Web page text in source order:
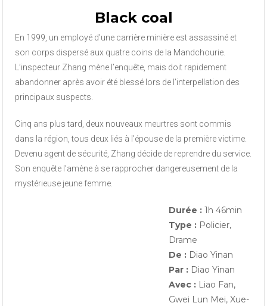
Black coal
En 1999, un employé d’une carrière minière est assassiné et
son corps dispersé aux quatre coins de la Mandchourie.
L’inspecteur Zhang mène l’enquête, mais doit rapidement
abandonner après avoir été blessé lors de l’interpellation des
principaux suspects.
Cinq ans plus tard, deux nouveaux meurtres sont commis
dans la région, tous deux liés à l’épouse de la première victime.
Devenu agent de sécurité, Zhang décide de reprendre du service.
Son enquête l’amène à se rapprocher dangereusement de la
mystérieuse jeune femme.
Durée : 1h 46min
Type : Policier,
Drame
De : Diao Yinan
Par : Diao Yinan
Avec : Liao Fan,
Gwei Lun Mei, Xue-